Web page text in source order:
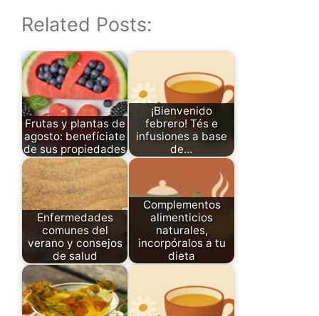
Related Posts:
Frutas y plantas de
agosto: benefíciate
de sus propiedades
¡Bienvenido
febrero! Tés e
infusiones a base
de…
Enfermedades
comunes del
verano y consejos
de salud
Complementos
alimenticios
naturales,
incorpóralos a tu
dieta